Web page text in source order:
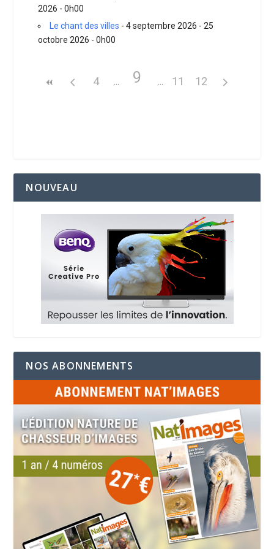
2026 - 0h00
Le chant des villes - 4 septembre 2026 - 25
octobre 2026 - 0h00
4 9 11 12
NOUVEAU
NOS ABONNEMENTS